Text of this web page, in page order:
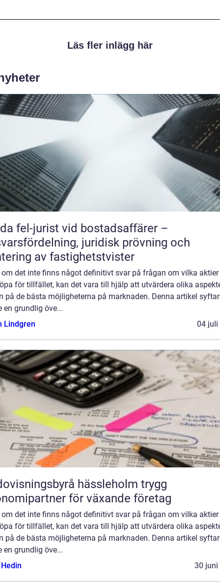
Läs fler inlägg här
fel-jurist vid bostadsaffärer –
juridisk prövning och
av fastighetstvister
om det inte finns något definitivt svar på frågan om vilka
för tillfället, kan det vara till hjälp att utvärdera olika
på de bästa möjligheterna på marknaden. Denna artikel
en grundlig öve...
Lindgren
04 juli
hässleholm trygg
för växande företag
om det inte finns något definitivt svar på frågan om vilka
för tillfället, kan det vara till hjälp att utvärdera olika
på de bästa möjligheterna på marknaden. Denna artikel
en grundlig öve...
30 juni